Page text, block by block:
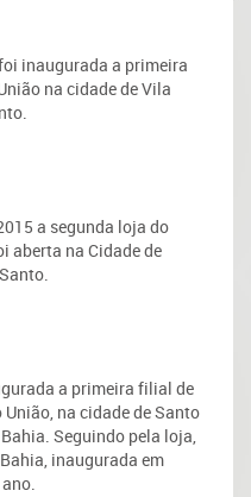
inaugurada a primeira
na cidade de Vila
a segunda loja do
aberta na Cidade de
a primeira filial de
na cidade de Santo
Seguindo pela loja,
inaugurada em